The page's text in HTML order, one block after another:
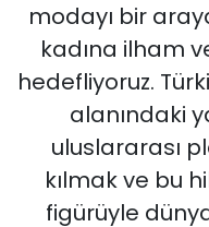
modayı bir
kadına ilham
hedefliyoruz.
alanındaki
uluslararası
kılmak ve bu
figürüyle